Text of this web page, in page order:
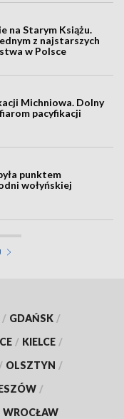
na Starym Książu.
z najstarszych
w Polsce
Michniowa. Dolny
pacyfikacji
punktem
wołyńskiej
/ GDAŃSK /
/ KIELCE /
/ OLSZTYN /
/
WROCŁAW